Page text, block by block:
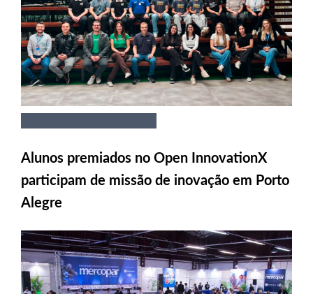
Alunos premiados no Open InnovationX
participam de missão de inovação em Porto
Alegre